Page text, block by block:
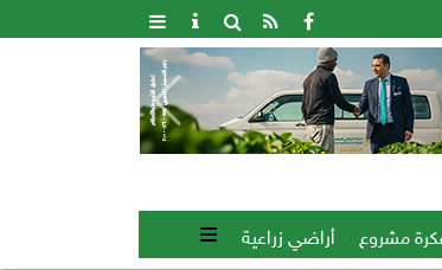
مشروع أراضي زراعية